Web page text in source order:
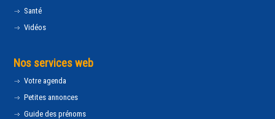
Santé
Vidéos
Nos services web
Votre agenda
Petites annonces
Guide des prénoms